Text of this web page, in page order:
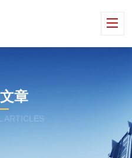
章
ARTICLES